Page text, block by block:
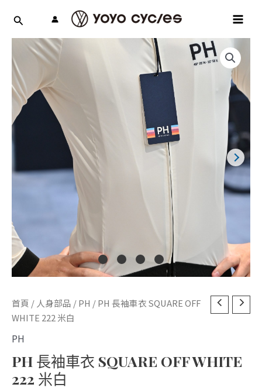
首頁 / 人身部品 /PH / PH 長袖車衣 SQUARE OFF
WHITE 222 米白
PH
PH 長袖車衣 SQUARE OFF WHITE
222 米白
PH
長
車
衣
SQUARE